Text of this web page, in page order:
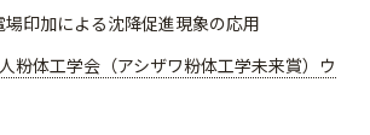
場印加による沈降促進現象の応用
粉体工学会（アシザワ粉体工学未来賞）ウ